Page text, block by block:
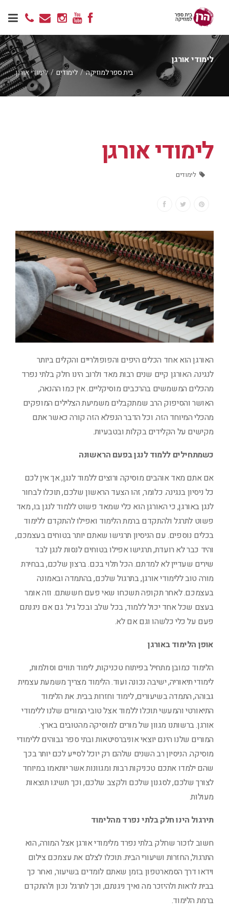
לימודי אורגן
בית ספר למוזיקה/ לימודים / לימודי אורגן
לימודי אורגן
לימודים
האורגן הוא אחד הכלים היפים והפופולריים והקלים ביותר
לנגינה. האורגן קיים שנים רבות מאד ולרוב הינו חלק בלתי נפרד
מהכלים המשמשים בהרכבים מוסיקליים. אין כמו ההנאה,
האושר והסיפוק הרב שמתקבלים משמיעת הצלילים המופקים
מהכלי המיוחד הזה. וכל הדבר הנפלא הזה קורה כאשר אתם
מקישים על הקלידים בקלות ובטבעיות.
כשמתחילים ללמוד לנגן בפעם הראשונה
אם אתם מאד אוהבים מוסיקה ורוצים ללמוד לנגן, אך אין לכם
כל ניסיון בנגינה. כלומר, זהו הצעד הראשון שלכם, תוכלו לבחור
לנגן באורגן, כי האורגן הוא כלי שמאד פשוט ללמוד לנגן בו, מאד
פשוט לתרגל ולהתקדם ברמת הלימוד ואפילו להתקדם ללימוד
בכלים נוספים. עם הניסיון תרגישו שאתם יותר בטוחים בעצמכם,
והיד כבר לא רועדת, תרגישו אפילו בטוחים לנסות לנגן לבד
שירים שעדיין לא למדתם. הכל תלוי בכם. ברצון שלכם, בבחירת
מורה טוב ללימודי אורגן, בתרגול שלכם, בהתמדה ובאמונה
בעצמכם. לאחר תקופה תשכחו שאי פעם חששתם. וזה אומר
בעצם שכל אחד יכול ללמוד, בכל שלב ובכל גיל. גם אם ניגנתם
פעם על כלי כלשהו וגם אם לא.
אופן הלימוד באורגן
הלימוד כמובן מתחיל בפיתוח טכניקות, לימוד תווים וסולמות,
לימודי תיאוריה, ישיבה נכונה ועוד. הלימוד מצריך משמעת עצמית
גבוהה, התמדה בשיעורים, לימוד וחזרות בבית. את הלימוד
התיאורטי והמעשי תוכלו ללמוד אצל טובי המורים שלנו ללימודי
אורגן. ברשותנו מגוון של מורים למוסיקה מהטובים בארץ.
המורים שלנו הינם יוצאי אוניברסיטאות ובתי ספר גבוהים ללימודי
מוסיקה. הניסיון רב השנים שלהם רק יוכל לסייע לכם יותר בכך
שהם ילמדו אתכם טכניקות רבות ומגוונות אשר יותאמו במיוחד
לצורך שלכם, לסגנון שלכם ולקצב שלכם, וכך תשיגו תוצאות
מעולות.
תירגול הינו חלק בלתי נפרד מהלימוד
חשוב לזכור שחלק בלתי נפרד מלימודי אורגן אצל המורה, הוא
התרגול, החזרות ושיעורי הבית. תוכלו לצלם את עצמכם צילום
וידאו דרך הסמארטפון בזמן שאתם לומדים בשיעור, ואחר כך
בבית לראות ולהיזכר מה ואיך ניגנתם, וכך לתרגל נכון ולהתקדם
ברמת הלימוד.